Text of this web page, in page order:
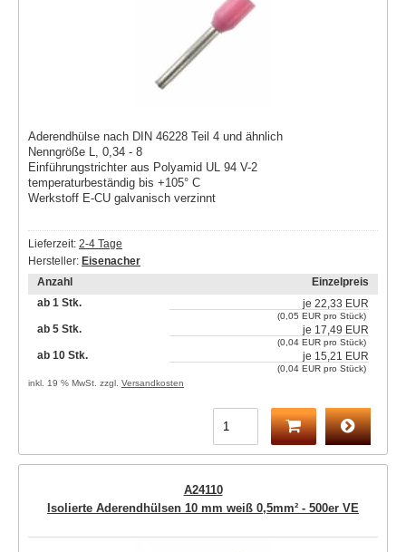
Aderendhülse nach DIN 46228 Teil 4 und ähnlich
Nenngröße L, 0,34 - 8
Einführungstrichter aus Polyamid UL 94 V-2
temperaturbeständig bis +105° C
Werkstoff E-CU galvanisch verzinnt
Lieferzeit: 2-4 Tage
Hersteller: Eisenacher
Anzahl
Einzelpreis
ab 1 Stk.
je 22,33 EUR
(0,05 EUR pro Stück)
ab 5 Stk. je 17,49 EUR
(0,04 EUR pro Stück)
ab 10 Stk. je 15,21 EUR
(0,04 EUR pro Stück)
inkl. 19 % MwSt. zzgl. Versandkosten
A24110
Isolierte Aderendhülsen 10 mm weiß 0,5mm² - 500er VE